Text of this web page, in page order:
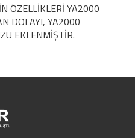
ÖZELLİKLERİ YA2000
DOLAYI, YA2000
EKLENMİŞTİR.